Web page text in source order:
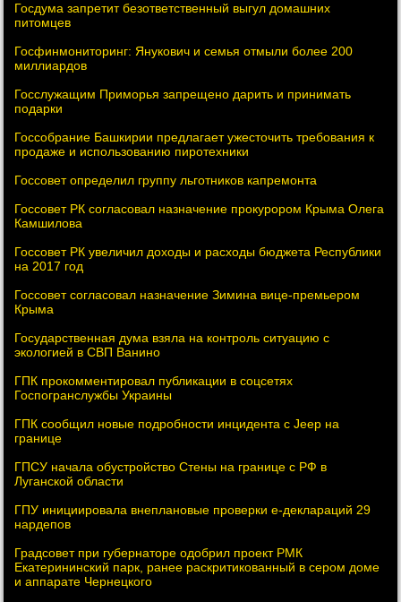
Госдума запретит безответственный выгул домашних
питомцев
Госфинмониторинг: Янукович и семья отмыли более 200
миллиардов
Госслужащим Приморья запрещено дарить и принимать
подарки
Госсобрание Башкирии предлагает ужесточить требования к
продаже и использованию пиротехники
Госсовет определил группу льготников капремонта
Госсовет РК согласовал назначение прокурором Крыма Олега
Камшилова
Госсовет РК увеличил доходы и расходы бюджета Республики
на 2017 год
Госсовет согласовал назначение Зимина вице-премьером
Крыма
Государственная дума взяла на контроль ситуацию с
экологией в СВП Ванино
ГПК прокомментировал публикации в соцсетях
Госпогранслужбы Украины
ГПК сообщил новые подробности инцидента с Jeep на
границе
ГПСУ начала обустройство Стены на границе с РФ в
Луганской области
ГПУ инициировала внеплановые проверки е-деклараций 29
нардепов
Градсовет при губернаторе одобрил проект РМК
Екатерининский парк, ранее раскритикованный в сером доме
и аппарате Чернецкого